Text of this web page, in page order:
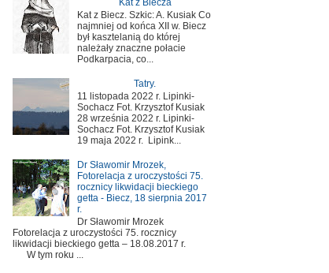
Kat z Biecz. Szkic: A. Kusiak Co
najmniej od końca XII w. Biecz
był kasztelanią do której
należały znaczne połacie
Podkarpacia, co...
Tatry.
11 listopada 2022 r. Lipinki-
Sochacz Fot. Krzysztof Kusiak
28 września 2022 r. Lipinki-
Sochacz Fot. Krzysztof Kusiak
19 maja 2022 r. Lipink...
Dr Sławomir Mrozek,
Fotorelacja z uroczystości 75.
rocznicy likwidacji bieckiego
getta - Biecz, 18 sierpnia 2017
r.
Dr Sławomir Mrozek
Fotorelacja z uroczystości 75. rocznicy
likwidacji bieckiego getta – 18.08.2017 r.
W tym roku ...